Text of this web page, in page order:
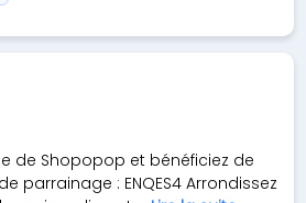
de Shopopop et bénéficiez de
parrainage : ENQES4 Arrondissez